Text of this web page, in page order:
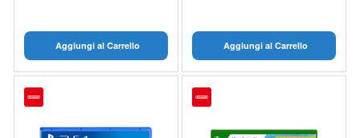
Aggiungi al Carrello Aggiungi al Carrello